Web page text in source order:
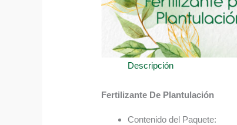
Descripción
Fertilizante De Plantulación
Contenido del Paquete: